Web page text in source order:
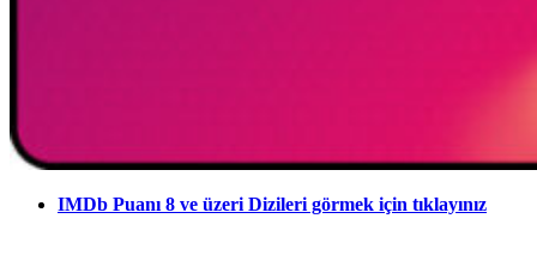
IMDb Puanı 8 ve üzeri Dizileri görmek için tıklayınız